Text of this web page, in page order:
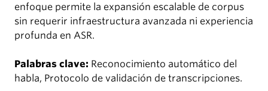
enfoque permite la expansión escalable de corpus
sin requerir infraestructura avanzada ni experiencia
profunda en ASR.
Palabras clave: Reconocimiento automático del
habla, Protocolo de validación de transcripciones.